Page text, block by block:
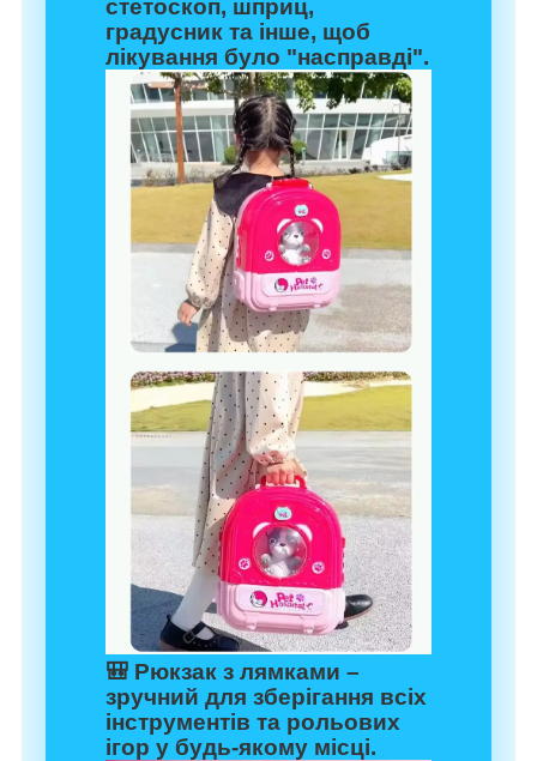
стетоскоп, шприц,
градусник та інше, щоб
лікування було "насправді".
🎒 Рюкзак з лямками –
зручний для зберігання всіх
інструментів та рольових
ігор у будь-якому місці.